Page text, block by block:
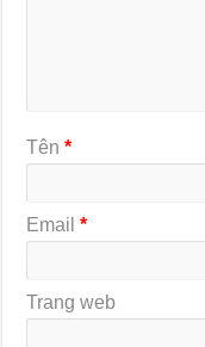
Tên*
Email*
Trang web